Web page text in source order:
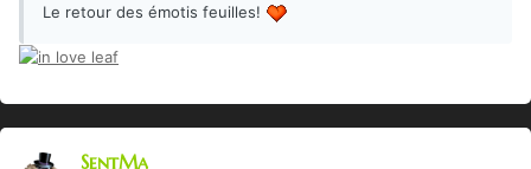
Le retour des émotis feuilles!
SentMa